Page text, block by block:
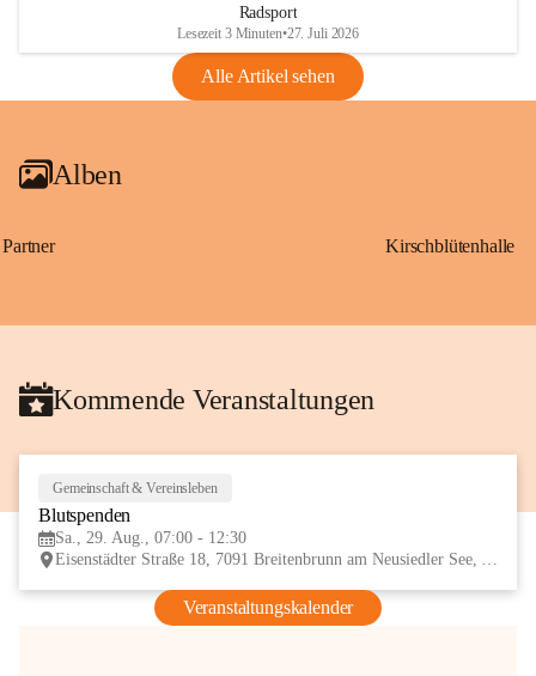
VBl. EU Nr. 18_2026
Radsport
Lesezeit 3 Minuten•27. Juli 2026
Alle Artikel sehen
Alben
Partner Kirschblütenhalle
Kommende Veranstaltungen
Gemeinschaft & Vereinsleben
Blutspenden
Sa., 29. Aug., 07:00 - 12:30
Eisenstädter Straße 18, 7091 Breitenbrunn am Neusiedler See, AUT
Veranstaltungskalender